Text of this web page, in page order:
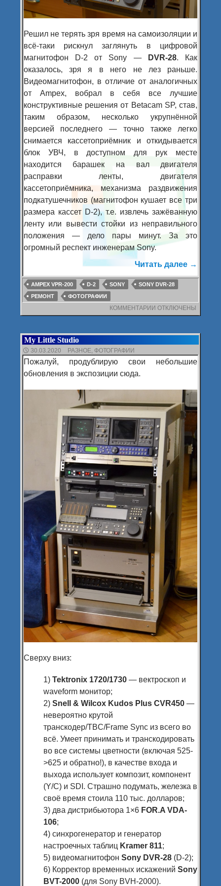
Решил не терять зря время на самоизоляции и
всё-таки рискнул заглянуть в цифровой
магнитофон D-2 от Sony —
DVR-28. Как
оказалось, зря я в него не лез раньше.
Видеомагнитофон, в отличие от аналогичных
от Ampex, вобрал в себя все лучшие
конструктивные решения от Betacam SP, став,
таким образом, несколько укрупнённой
версией последнего — точно также легко
снимается кассетоприёмник и откидывается
блок УВЧ, в доступном для рук месте
находится барашек на вал двигателя
расправки ленты, двигателя
кассетоприёмника, механизма раздвижения
подкатушечников (магнитофон кушает все три
размера кассет D-2), т.е. извлечь зажёванную
ленту или вывести стойки из неправильного
положения — дело пары минут. За это
огромный респект инженерам Sony.
Читать далее D-2:
→
AMPEX VPR-200 D-2 SONY
SONY DVR-28
РЕМОНТ
ФОТОГРАФИИ
КОММЕНТАРИИ К
ЗАПИСИ
ОТКЛЮЧЕНЫ
My Little Studio
30.03.2020 РАЗНОЕ ФОТОГРАФИИ
Пожалуй, продублирую свои небольшие
обновления в экспозиции сюда.
Сверху вниз:
1) Tektronix 1720/1730— вектроскоп и
waveform монитор;
2) Snell & Wilcox Kudos Plus CVR450—
невероятно крутой
транскодер/TBC/Frame Sync из всего во
всё. Умеет принимать и транскодировать
во все системы цветности (включая 525-
>625 и обратно!), в качестве входа и
выхода использует композит, компонент
(Y/C) и SDI. Страшно подумать, железка в
своё время стоила 110 тыс. долларов;
3) два дистрибьютора 1×6 FOR.A VDA-
106;
4) синхрогенератор и генератор
настроечных таблиц Kramer 811;
5) видеомагнитофон Sony DVR-28(D-2);
6) Корректор временных искажений Sony
BVT-2000(для Sony BVH-2000).